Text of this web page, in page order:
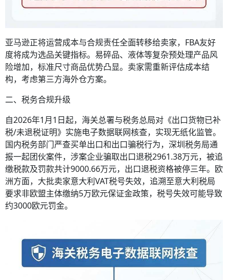
亚马逊正将运营成本与合规责任全面转移给卖家，FBA友好
度将成为选品关键指标。易碎品、液体等复杂预处理产品风
险增加，标准尺寸商品优势凸显。卖家需重新评估成本结
构，考虑第三方海外仓方案。
二、税务合规升级
自2026年1月1日起，海关总署与税务总局对《出口货物已补
税/未退税证明》实施电子数据联网核查，实现无纸化监管。
国内税务部门严查买单出口和出口骗税行为，深圳税务局通
报一起团伙案件，涉案企业骗取出口退税2961.38万元，被追
缴税款及罚款共计9000.66万元，出口退税资格被停三年。欧
洲方面，大批卖家意大利VAT税号失效，追溯至意大利税局
要求非欧盟主体缴纳5万欧元保证金政策，税号失效可能导致
约3000欧元罚金。